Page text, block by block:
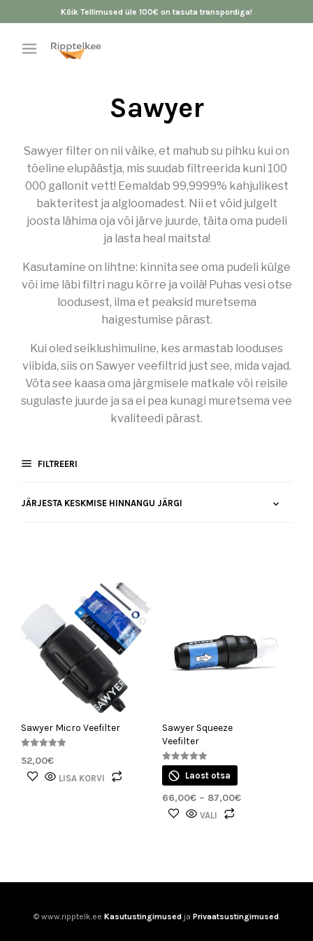
Kõik Tellimused üle 100€ on tasuta transpordiga!
Sawyer
Sawyer filter on nii väike, et mahub su pihku kui on
tõeline elupäästja, mis suudab filtreerida kuni 100
000 gallonit vett! Eemaldab 99,9999% kahjulikest
bakteritest ja algloomadest. Nii et võid julgelt
joosta lähima oja või järve juurde, täita oma pudeli
ja lasta heal maitsta!
Kasutamine on lihtne: kinnita see oma pudeli külge
või ime läbi filtri nagu kõrre ja voilà! Puhas vesi otse
loodusest, ilma et peaksid muretsema
haigestumise pärast.
Kui oled seiklushimuline, kes armastab looduses
viibida, siis on Sawyer veefiltrid just see, mida vajad.
Võta see kaasa oma järgmisele matkale või reisile
sugulaste juurde ja sa ei pea kunagi muretsema vee
kvaliteedi pärast.
FILTREERI
Sawyer Micro Veefilter
5.00
/ 5
52,00€
LISA KORVI
Sawyer Squeeze
Veefilter
Hinnanguga
5.00
/ 5
Laost otsa
66,00€ – 87,00€Hinnavahemik:
VALI
teha
© www.ripptelk.ee Kasutustingimusedja Privaatsustingimused.